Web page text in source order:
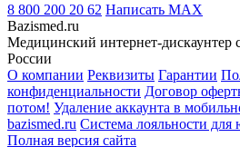
8 800 200 20 62 Написать MAX
Bazismed.ru
Медицинский интернет-дискаунтер
России
О компании Реквизиты Гарантии
конфиденциальности Договор
потом! Удаление аккаунта в
bazismed.ru Система лояльности
Полная версия сайта